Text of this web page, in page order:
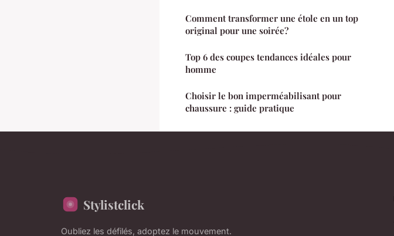
Comment transformer une étole en un top
original pour une soirée?
Top 6 des coupes tendances idéales pour
homme
Choisir le bon imperméabilisant pour
chaussure : guide pratique
Stylistclick
Oubliez les défilés, adoptez le mouvement.